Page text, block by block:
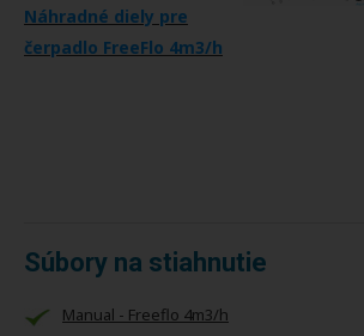
Náhradné diely pre
čerpadlo FreeFlo 4m3/h
Súbory na stiahnutie
Manual - Freeflo 4m3/h